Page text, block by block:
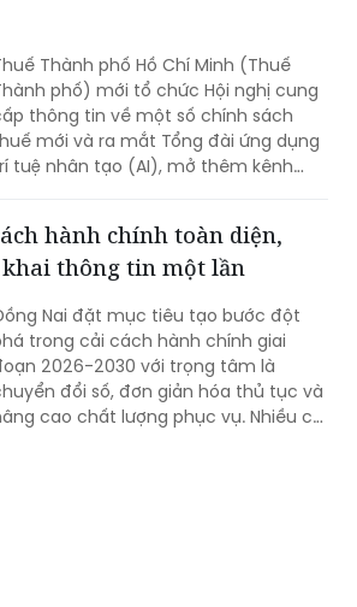
Thành phố Hồ Chí Minh (Thuế
phố) mới tổ chức Hội nghị cung
thông tin về một số chính sách
mới và ra mắt Tổng đài ứng dụng
tuệ nhân tạo (AI), mở thêm kênh
hành chính toàn diện,
thông tin một lần
Nai đặt mục tiêu tạo bước đột
trong cải cách hành chính giai
2026-2030 với trọng tâm là
đổi số, đơn giản hóa thủ tục và
cao chất lượng phục vụ. Nhiều chỉ